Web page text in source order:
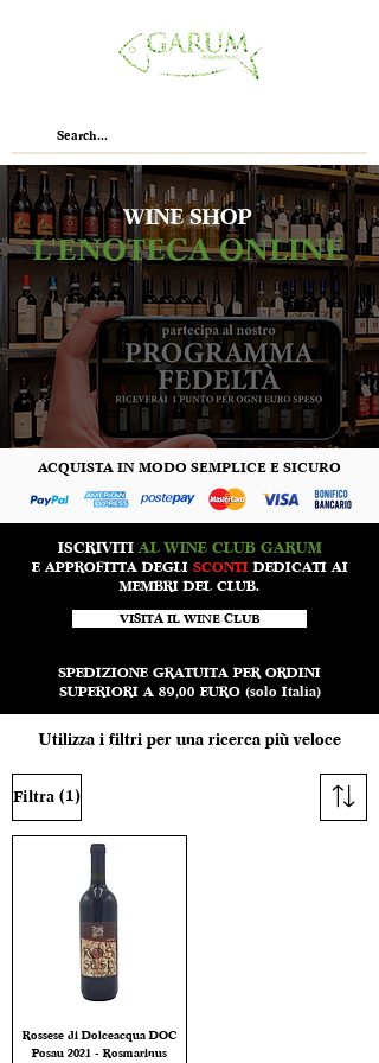
WINE SHOP
L'ENOTECA ONLINE
ACQUISTA IN MODO SEMPLICE E SICURO
ISCRIVITIAL WINE CLUB GARUM
E APPROFITTA DEGLI SCONTIDEDICATI AI
MEMBRI DEL CLUB.
VISITA IL WINE CLUB
SPEDIZIONE GRATUITA PER ORDINI
SUPERIORI A 89,00 EURO (solo Italia)
Utilizza i filtri per una ricerca più veloce
Filtra (1)
Rossese di Dolceacqua DOC
Posau 2021 - Rosmarinus